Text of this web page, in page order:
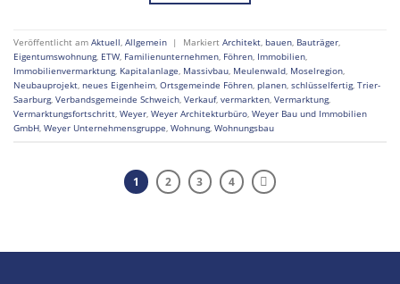
Veröffentlicht am Aktuell, Allgemein | Markiert Architekt, bauen, Bauträger,
Eigentumswohnung, ETW, Familienunternehmen, Föhren, Immobilien,
Immobilienvermarktung, Kapitalanlage, Massivbau, Meulenwald, Moselregion,
Neubauprojekt, neues Eigenheim, Ortsgemeinde Föhren, planen, schlüsselfertig, Trier-
Saarburg, Verbandsgemeinde Schweich, Verkauf, vermarkten, Vermarktung,
Vermarktungsfortschritt, Weyer, Weyer Architekturbüro, Weyer Bau und Immobilien
GmbH, Weyer Unternehmensgruppe, Wohnung, Wohnungsbau
1 2 3 4